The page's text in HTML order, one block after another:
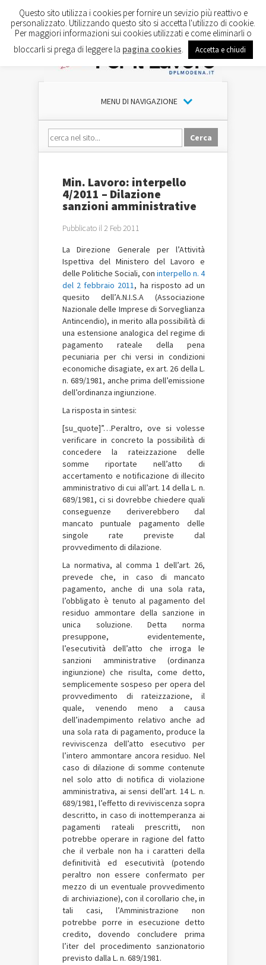
MENU DI NAVIGAZIONE
Min. Lavoro: interpello
4/2011 – Dilazione
sanzioni amministrative
Pubblicato il 2 Feb 2011
La Direzione Generale per l’Attività
Ispettiva del Ministero del Lavoro e
delle Politiche Sociali, con interpello n. 4
del 2 febbraio 2011, ha risposto ad un
quesito dell’A.N.I.S.A (Associazione
Nazionale delle Imprese di Sorveglianza
Antincendio), in merito alla possibilità di
una estensione analogica del regime di
pagamento rateale della pena
pecuniaria per chi versi in condizioni
economiche disagiate, ex art. 26 della L.
n. 689/1981, anche prima dell’emissione
dell’ordinanza ingiunzione.
La risposta in sintesi:
[su_quote]”…Peraltro, ove si volesse
verificare in concreto la possibilità di
concedere la rateizzazione delle
somme riportate nell’atto di
accertamento e notificazione di illecito
amministrativo di cui all’art. 14 della L. n.
689/1981, ci si dovrebbe chiedere quali
conseguenze deriverebbero dal
mancato puntuale pagamento delle
singole rate previste dal
provvedimento di dilazione.
La normativa, al comma 1 dell’art. 26,
prevede che, in caso di mancato
pagamento, anche di una sola rata,
l’obbligato è tenuto al pagamento del
residuo ammontare della sanzione in
unica soluzione. Detta norma
presuppone, evidentemente,
l’esecutività dell’atto che irroga le
sanzioni amministrative (ordinanza
ingiunzione) che risulta, come detto,
semplicemente sospeso per opera del
provvedimento di rateizzazione, il
quale, venendo meno a causa
dell’inadempimento relativo anche ad
una sola rata di pagamento, produce la
reviviscenza dell’atto esecutivo per
l’intero ammontare ancora residuo. Nel
caso di dilazione di somme contenute
nel solo atto di notifica di violazione
amministrativa, ai sensi dell’art. 14 L. n.
689/1981, l’effetto di reviviscenza sopra
descritto, in caso di inottemperanza ai
pagamenti rateali prescritti, non
potrebbe operare in ragione del fatto
che il verbale non ha i caratteri della
definitività ed esecutività (potendo
peraltro non essere confermato per
mezzo di un eventuale provvedimento
di archiviazione), con il corollario che, in
tali casi, l’Amministrazione non
potrebbe porre in esecuzione detto
credito, dovendo concludere prima
l’iter del procedimento sanzionatorio
previsto dalla L. n. 689/1981.
Questo sito utilizza i cookies per fornire un sevizio più reattivo e
personalizzato. Utilizzando questo sito si accetta l'utilizzo di cookie.
Per maggiori informazioni sui cookies utilizzati e come eliminarli o
bloccarli si prega di leggere la pagina cookies Accetta e chiudi